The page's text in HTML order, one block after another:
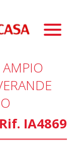
AMPIO
Rif. IA4869